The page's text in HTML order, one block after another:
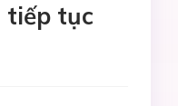
tiếp tục